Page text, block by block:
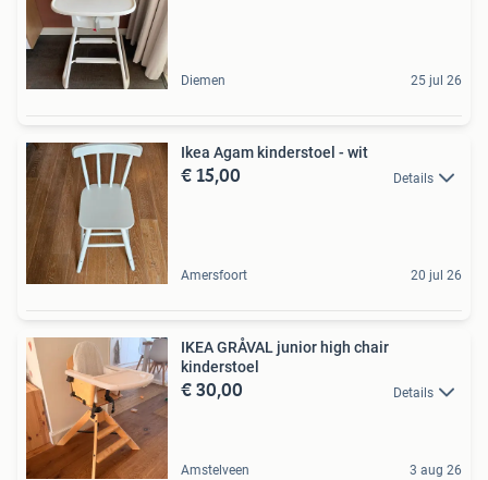
Diemen 25 jul 26
Ikea Agam kinderstoel - wit
€ 15,00 Details
Amersfoort 20 jul 26
IKEA GRÅVAL junior high chair
kinderstoel
€ 30,00 Details
Amstelveen 3 aug 26